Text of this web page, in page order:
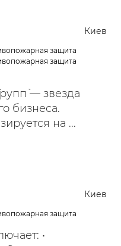
Киев
защита
защита
— звезда
бизнеса.
на ...
Киев
защита
•